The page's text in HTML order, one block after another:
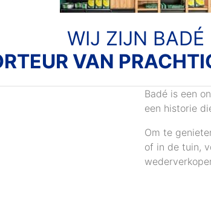
WIJ ZIJN BADÉ
VAN
Badé is een
een historie
Om te
of in de tuin,